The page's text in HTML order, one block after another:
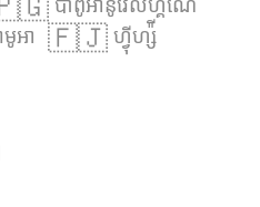
អា 🇫🇯 ហ្វ៉ីហ្ស៉ី